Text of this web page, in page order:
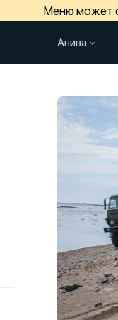
Меню может
Анива